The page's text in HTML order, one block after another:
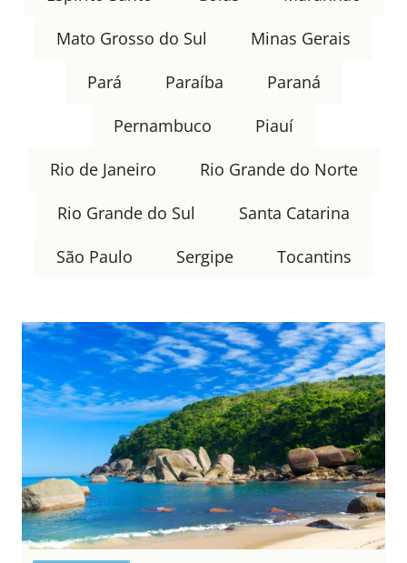
Mato Grosso do Sul
Minas Gerais
Pará
Paraíba
Paraná
Pernambuco
Piauí
Rio de Janeiro
Rio Grande do Norte
Rio Grande do Sul
Santa Catarina
São Paulo
Sergipe Tocantins